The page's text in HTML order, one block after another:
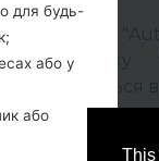
This
час та
кнопку
відєднається
для будь-
або у
або